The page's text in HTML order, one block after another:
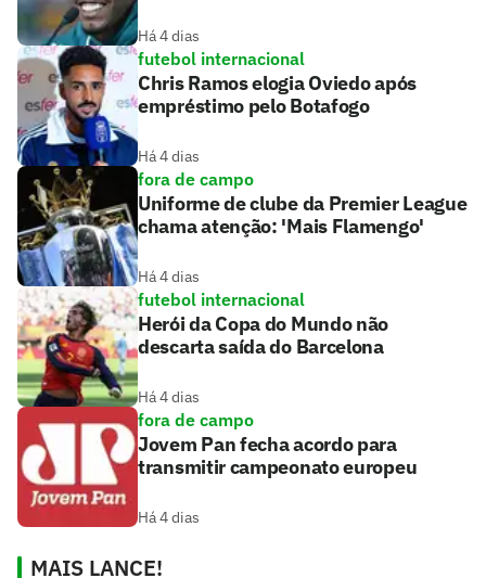
Há 4 dias
futebol internacional
Chris Ramos elogia Oviedo após
empréstimo pelo Botafogo
Há 4 dias
fora de campo
Uniforme de clube da Premier League
chama atenção: 'Mais Flamengo'
Há 4 dias
futebol internacional
Herói da Copa do Mundo não
descarta saída do Barcelona
Há 4 dias
fora de campo
Jovem Pan fecha acordo para
transmitir campeonato europeu
Há 4 dias
MAIS LANCE!